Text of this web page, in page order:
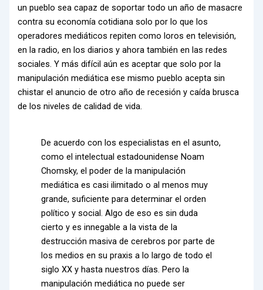
un pueblo sea capaz de soportar todo un año de masacre
contra su economía cotidiana solo por lo que los
operadores mediáticos repiten como loros en televisión,
en la radio, en los diarios y ahora también en las redes
sociales. Y más difícil aún es aceptar que solo por la
manipulación mediática ese mismo pueblo acepta sin
chistar el anuncio de otro año de recesión y caída brusca
de los niveles de calidad de vida.
De acuerdo con los especialistas en el asunto,
como el intelectual estadounidense Noam
Chomsky, el poder de la manipulación
mediática es casi ilimitado o al menos muy
grande, suficiente para determinar el orden
político y social. Algo de eso es sin duda
cierto y es innegable a la vista de la
destrucción masiva de cerebros por parte de
los medios en su praxis a lo largo de todo el
siglo XX y hasta nuestros días. Pero la
manipulación mediática no puede ser